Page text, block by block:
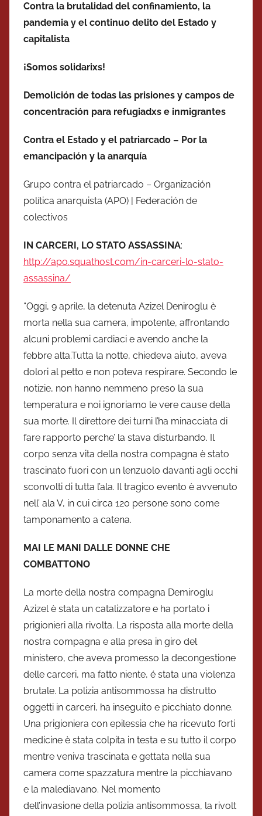
Contra la brutalidad del confinamiento, la
pandemia y el continuo delito del Estado y
capitalista
¡Somos solidarixs!
Demolición de todas las prisiones y campos de
concentración para refugiadxs e inmigrantes
Contra el Estado y el patriarcado – Por la
emancipación y la anarquía
Grupo contra el patriarcado – Organización
política anarquista (APO) | Federación de
colectivos
IN CARCERI, LO STATO ASSASSINA:
http://apo.squathost.com/in-carceri-lo-stato-
assassina/
“Oggi, 9 aprile, la detenuta Azizel Deniroglu è
morta nella sua camera, impotente, affrontando
alcuni problemi cardiaci e avendo anche la
febbre alta.Tutta la notte, chiedeva aiuto, aveva
dolori al petto e non poteva respirare. Secondo le
notizie, non hanno nemmeno preso la sua
temperatura e noi ignoriamo le vere cause della
sua morte. Il direttore dei turni l’ha minacciata di
fare rapporto perche’ la stava disturbando. Il
corpo senza vita della nostra compagna è stato
trascinato fuori con un lenzuolo davanti agli occhi
sconvolti di tutta l’ala. Il tragico evento è avvenuto
nell’ ala V, in cui circa 120 persone sono come
tamponamento a catena.
MAI LE MANI DALLE DONNE CHE
COMBATTONO
La morte della nostra compagna Demiroglu
Azizel è stata un catalizzatore e ha portato i
prigionieri alla rivolta. La risposta alla morte della
nostra compagna e alla presa in giro del
ministero, che aveva promesso la decongestione
delle carceri, ma fatto niente, é stata una violenza
brutale. La polizia antisommossa ha distrutto
oggetti in carceri, ha inseguito e picchiato donne.
Una prigioniera con epilessia che ha ricevuto forti
medicine è stata colpita in testa e su tutto il corpo
mentre veniva trascinata e gettata nella sua
camera come spazzatura mentre la picchiavano
e la malediavano. Nel momento
dell’invasione della polizia antisommossa, la rivolt